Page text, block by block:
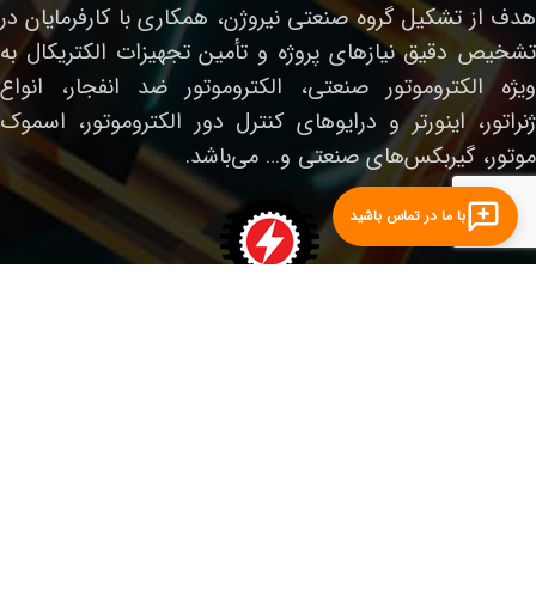
هدف از تشکیل گروه صنعتی نیروژن، همکاری با کارفرمایان در
تشخیص دقیق نیازهای پروژه و تأمین تجهیزات الکتریکال به
ویژه الکتروموتور صنعتی، الکتروموتور ضد انفجار، انواع
ژنراتور، اینورتر و درایوهای کنترل دور الکتروموتور، اسموک
موتور، گیربکس‌های صنعتی و… می‌باشد.
با ما در تماس باشید